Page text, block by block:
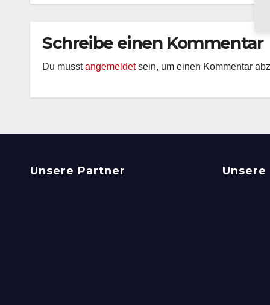
Schreibe einen Kommentar
Du musstangemeldetsein, um einen Kommentar
Unsere Partner